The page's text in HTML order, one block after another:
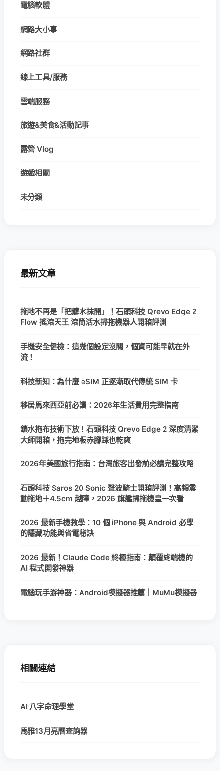
電腦軟體
網路大小事
網路社群
線上工具/服務
雲端服務
旅遊&美食&活動記事
露營 Vlog
遊戲相關
未分類
最新文章
拖地不再是「把髒水抹開」！石頭科技 Qrevo Edge 2
Flow 搖滾天王 滾筒活水掃拖機器人開箱評測
手機安全健檢：這幾個設定沒關，個資可能早就在外
流！
科技新知：為什麼 eSIM 正逐漸取代傳統 SIM 卡
移居馬來西亞前必讀：2026年生活費用完整指南
鎖水拖布技術下放！石頭科技 Qrevo Edge 2 深度清潔
大師開箱，拖完地板赤腳踩也乾爽
2026年美國旅行指南：台灣旅客出發前必讀完整攻略
石頭科技 Saros 20 Sonic 聲波騎士開箱評測！高頻震
動拖地＋4.5cm 越障，2026 旗艦掃拖機皇一次看
2026 最新手機教學：10 個 iPhone 與 Android 必學
的隱藏功能與省電秘訣
2026 最新！Claude Code 終極指南：顛覆終端機的
AI 程式開發神器
電腦玩手游神器：Android模擬器推薦｜MuMu模擬器
相關連結
AI 八字命理學堂
馬雅13月亮曆查詢器